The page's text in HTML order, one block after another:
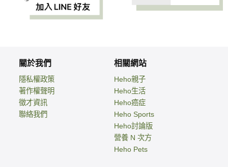
關於我們
隱私權政策
著作權聲明
徵才資訊
聯絡我們
相關網站
Heho親子
Heho生活
Heho癌症
Heho Sports
Heho討論版
營養 N 次方
Heho Pets